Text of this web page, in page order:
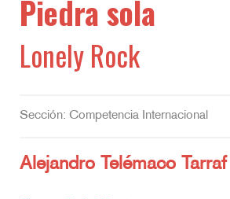
Piedra sola
Lonely Rock
Sección: Competencia Internacional
Alejandro Telémaco Tarraf